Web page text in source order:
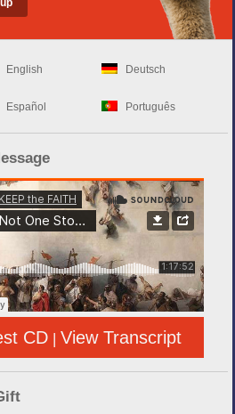
English Deutsch
Español Português
CD | View Transcript